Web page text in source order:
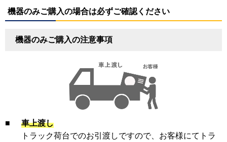
機器のみご購入の場合は必ずご確認ください
機器のみご購入の注意事項
■
車上渡し
トラック荷台でのお引渡しですので、お客様にてトラ